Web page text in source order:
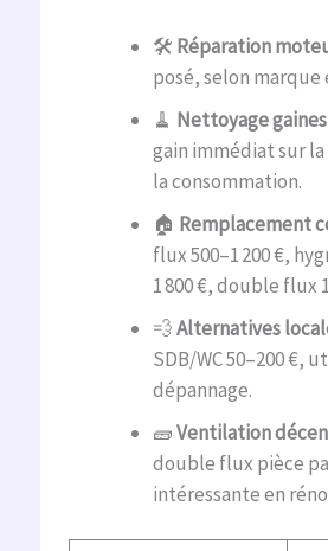
🛠️ Réparation
posé, selon
🧹 Nettoyage gaines
gain immédiat sur
la consommation.
🏠 Remplacement
flux 500–1 200 €,
1 800 €, double flux
💨Alternatives
SDB/WC 50–200 €,
dépannage.
🧱Ventilation
double flux pièce
intéressante en